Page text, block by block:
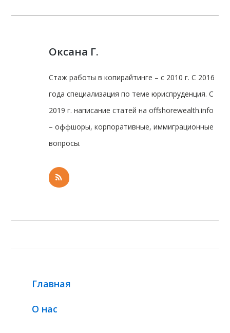
Оксана Г.
Стаж работы в копирайтинге – с 2010 г. С 2016
года специализация по теме юриспруденция. С
2019 г. написание статей на offshorewealth.info
– оффшоры, корпоративные, иммиграционные
вопросы.
Главная
О нас